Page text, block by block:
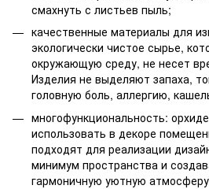
смахнуть с листьев пыль;
качественные материалы для
экологически чистое сырье,
окружающую среду, не несет
Изделия не выделяют запаха,
головную боль, аллергию,
многофункциональность:
использовать в декоре
подходят для реализации
минимум пространства и
гармоничную уютную